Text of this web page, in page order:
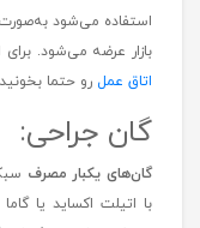
نمونه‌های متفاوت در
عمل‌های جراحی
استفاده شود. به
استفاده می‌شود
بازار عرضه می‌شود.
اتاق عمل رو حتما